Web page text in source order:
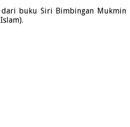
buku Siri Bimbingan Mukmin